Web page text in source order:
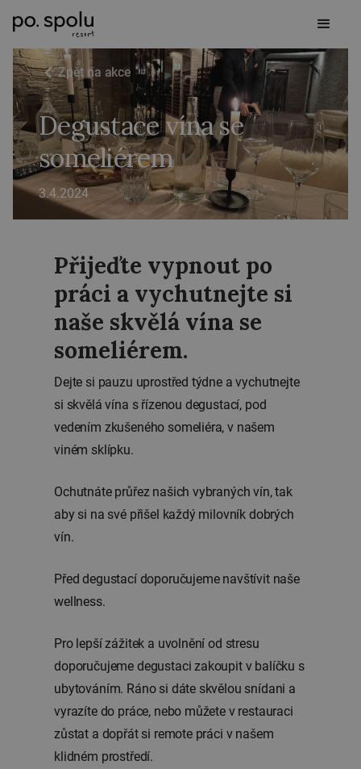
Zpět na akce
Degustace vína se
someliérem
3.4.2024
Přijeďte vypnout po
práci a vychutnejte si
naše skvělá vína se
someliérem.
Dejte si pauzu uprostřed týdne a vychutnejte
si skvělá vína s řízenou degustací, pod
vedením zkušeného someliéra, v našem
viném sklípku.
Ochutnáte průřez našich vybraných vín, tak
aby si na své přišel každý milovník dobrých
vín.
Před degustací doporučujeme navštívit naše
wellness.
Pro lepší zážitek a uvolnění od stresu
doporučujeme degustaci zakoupit v balíčku s
ubytováním. Ráno si dáte skvělou snídani a
vyrazíte do práce, nebo můžete v restauraci
zůstat a dopřát si remote práci v našem
klidném prostředí.